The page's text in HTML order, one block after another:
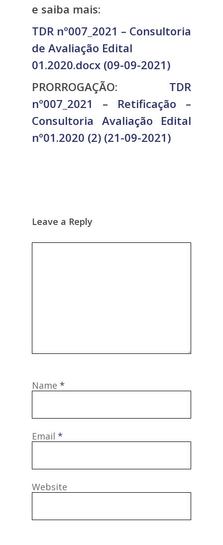
e saiba mais:
TDR nº007_2021 – Consultoria
de Avaliação Edital
01.2020.docx (09-09-2021)
PRORROGAÇÃO: TDR
nº007_2021 – Retificação –
Consultoria Avaliação Edital
nº01.2020 (2) (21-09-2021)
Leave a Reply
Name *
Email *
Website